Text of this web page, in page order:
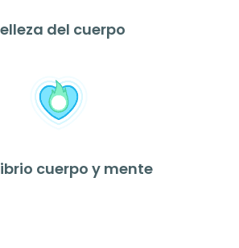
del cuerpo
cuerpo y mente